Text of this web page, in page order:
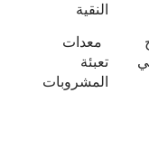
تعبئة
المشروبات